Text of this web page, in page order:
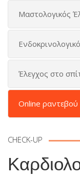
Μαστολογικός
Έλεγχος στο
Online ραντεβού
CHECK-UP